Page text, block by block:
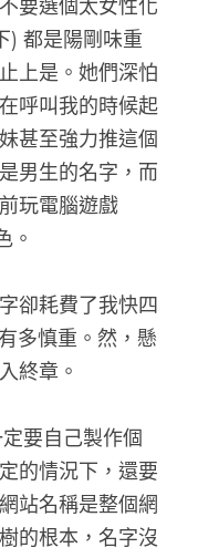
要選個太女性化
) 都是陽剛味重
上是。她們深怕
呼叫我的時候起
甚至強力推這個
男生的名字，而
玩電腦遊戲
。
卻耗費了我快四
多慎重。然，懸
終章。
要自己製作個
的情況下，還要
站名稱是整個網
的根本，名字沒